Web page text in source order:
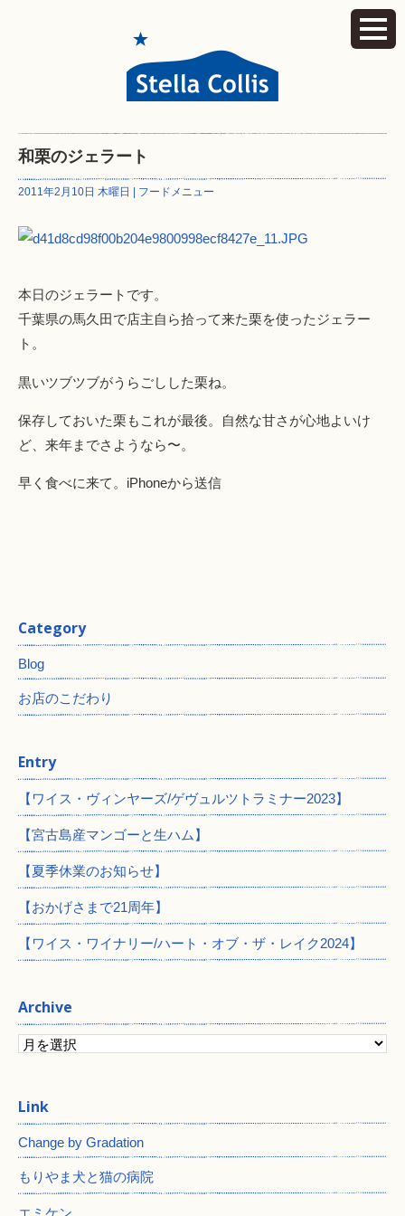
和栗のジェラート
2011年2月10日 木曜日 | フードメニュー
本日のジェラートです。
千葉県の馬久田で店主自ら拾って来た栗を使ったジェラー
ト。
黒いツブツブがうらごしした栗ね。
保存しておいた栗もこれが最後。自然な甘さが心地よいけ
ど、来年までさようなら〜。
早く食べに来て。iPhoneから送信
Category
Blog
お店のこだわり
Entry
【ワイス・ヴィンヤーズ/ゲヴュルツトラミナー2023】
【宮古島産マンゴーと生ハム】
【夏季休業のお知らせ】
【おかげさまで21周年】
【ワイス・ワイナリー/ハート・オブ・ザ・レイク2024】
Archive
Change by Gradation
もりやま犬と猫の病院
エミケン